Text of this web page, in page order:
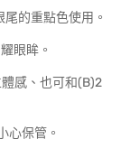
的重點色使用。
眼眸。
感、也可和(B)2
心保管。